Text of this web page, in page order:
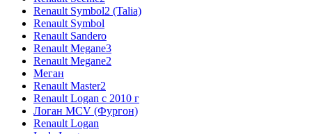
Renault Symbol2 (Talia)
Renault Symbol
Renault Sandero
Renault Megane3
Renault Megane2
Меган
Renault Master2
Renault Logan c 2010 г
Логан МСV (Фургон)
Renault Logan